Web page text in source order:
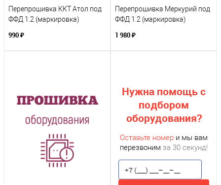
Перепрошивка ККТ Атол под
ФФД 1.2 (маркировка)
990 ₽
Перепрошивка Меркурий под
ФФД 1.2 (маркировка)
1 980 ₽
Нужна помощь с
подбором
оборудования?
Оставьте номер и мы вам
перезвоним за 30 секунд!